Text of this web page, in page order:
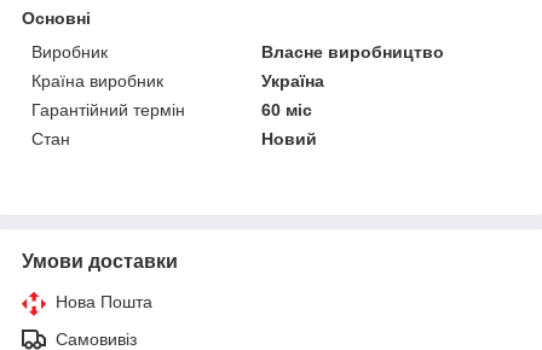
Основні
Виробник
Власне виробництво
Країна виробник
Україна
Гарантійний термін
60 міс
Стан
Новий
Умови доставки
Нова Пошта
Самовивіз